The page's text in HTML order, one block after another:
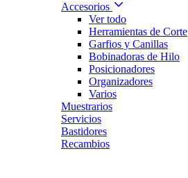
Accesorios
Ver todo
Herramientas de Corte
Garfios y Canillas
Bobinadoras de Hilo
Posicionadores
Organizadores
Varios
Muestrarios
Servicios
Bastidores
Recambios